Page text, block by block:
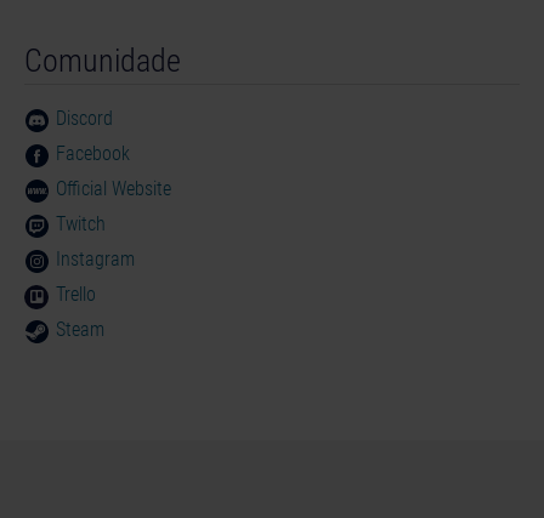
Comunidade
Discord
Facebook
Official Website
Twitch
Instagram
Trello
Steam